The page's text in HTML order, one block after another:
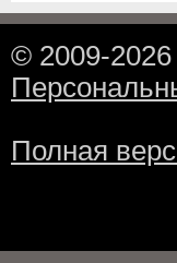
© 2009-2026
Полная